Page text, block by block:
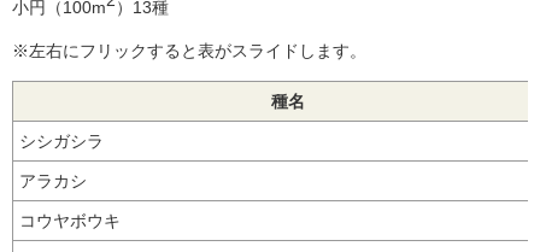
小円（100m ）13種
※左右にフリックすると表がスライドします。
種名
シシガシラ
アラカシ
コウヤボウキ